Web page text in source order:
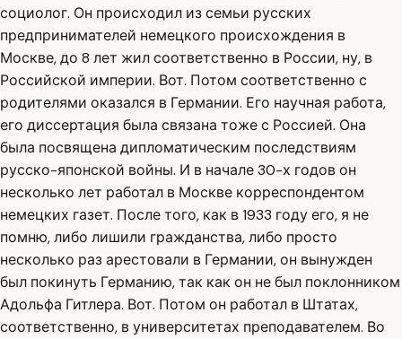
социолог. Он происходил из семьи русских
предпринимателей немецкого происхождения в
Москве, до 8 лет жил соответственно в России, ну, в
Российской империи. Вот. Потом соответственно с
родителями оказался в Германии. Его научная работа,
его диссертация была связана тоже с Россией. Она
была посвящена дипломатическим последствиям
русско-японской войны. И в начале 30-х годов он
несколько лет работал в Москве корреспондентом
немецких газет. После того, как в 1933 году его, я не
помню, либо лишили гражданства, либо просто
несколько раз арестовали в Германии, он вынужден
был покинуть Германию, так как он не был поклонником
Адольфа Гитлера. Вот. Потом он работал в Штатах,
соответственно, в университетах преподавателем. Во